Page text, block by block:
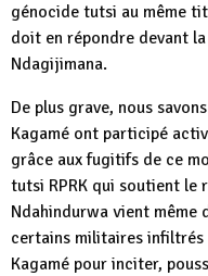
génocide tutsi au même
doit en répondre devant
Ndagijimana.
De plus grave, nous
Kagamé ont participé
grâce aux fugitifs de ce
tutsi RPRK qui soutient le
Ndahindurwa vient même
certains militaires infiltrés
Kagamé pour inciter,